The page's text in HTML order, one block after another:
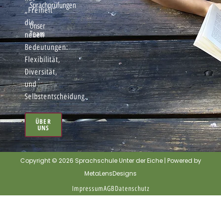
„Freiheit“
die
neuen
Bedeutungen:
Flexibilität,
Diversität,
und
Selbstentscheidung.
ÜBER
UNS
Sprachprüfungen
Unser
Team
Copyright © 2026 Sprachschule Unter der Eiche | Powered by
MetaLensDesigns
ImpressumAGBDatenschutz